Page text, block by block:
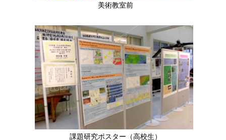
美術教室前
課題研究ポスター（高校生）